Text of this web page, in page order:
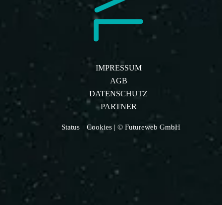
IMPRESSUM
AGB
DATENSCHUTZ
PARTNER
Status Cookies | © Futureweb GmbH